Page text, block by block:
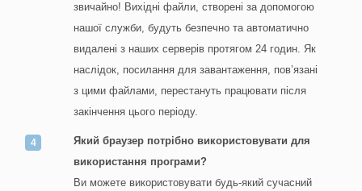
звичайно! Вихідні файли, створені за допомогою
нашої служби, будуть безпечно та автоматично
видалені з наших серверів протягом 24 годин. Як
наслідок, посилання для завантаження, пов’язані
з цими файлами, перестануть працювати після
закінчення цього періоду.
Який браузер потрібно використовувати для
використання програми?
Ви можете використовувати будь-який сучасний